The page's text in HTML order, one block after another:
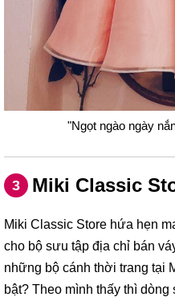
"Ngọt ngào ngày
3 Miki Classic
Miki Classic Store hứa hẹn
cho bộ sưu tập địa chỉ bán
những bộ cánh thời trang tại
bật? Theo mình thấy thì